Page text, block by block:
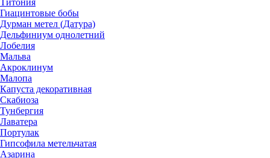
Титония
Гиацинтовые бобы
Дурман метел (Датура)
Дельфиниум однолетний
Лобелия
Мальва
Акроклинум
Малопа
Капуста декоративная
Скабиоза
Тунбергия
Лаватера
Портулак
Гипсофила метельчатая
Азарина